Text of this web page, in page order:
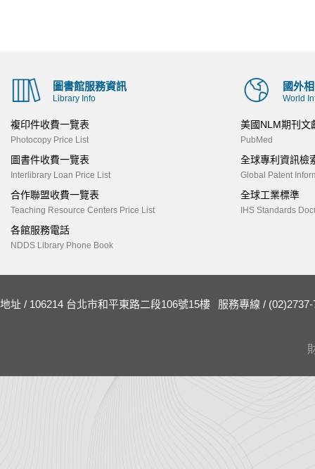
圖書館服務資訊
Library Info
複印件收費一覽表
Photocopy Price List
圖書件收費一覽表
Interlibrary Loan Price List
合作聯盟收費一覽表
Teaching Resource Centers Price List
各館服務電話
NDDS Library Phone Book
國外
World
美國NLM期刊文
PubMed
全球專利資訊檢
Global Patent
全球工業標準
IHS Standards
地址 / 106214 台北市和平東路二段106號15樓 服務專線 / (02)2737-